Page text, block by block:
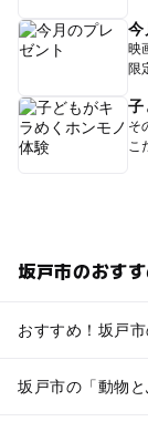
今
映
限
子
そ
こ
坂戸市のおす
おすすめ！坂戸
坂戸市の「動物